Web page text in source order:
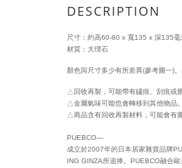
DESCRIPTION
尺寸：約高60-80 x 寬135 x 深135毫
材質：大理石
顏色與尺寸多少有所差異(參考圖一)
△回收再製，可能帶有鏽痕、刮痕或
△金屬氣味可能也會轉移到其他物品
△商品含有回收再製材料，可能會有
PUEBCO—
成立於2007年的日本居家雜貨品牌
ING GINZA所追捧。PUEBCO融合